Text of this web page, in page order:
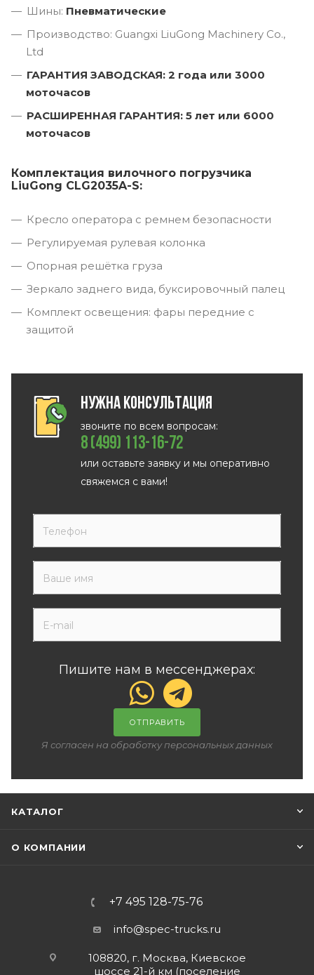
Шины: Пневматические
Производство: Guangxi LiuGong Machinery Co.,
Ltd
ГАРАНТИЯ ЗАВОДСКАЯ: 2 года или 3000
моточасов
РАСШИРЕННАЯ ГАРАНТИЯ: 5 лет или 6000
моточасов
Комплектация вилочного погрузчика
LiuGong CLG2035A-S:
Кресло оператора с ремнем безопасности
Регулируемая рулевая колонка
Опорная решётка груза
Зеркало заднего вида, буксировочный палец
Комплект освещения: фары передние с
защитой
Нужна консультация
звоните по всем вопросам:
8 (499) 113-16-72
или оставьте заявку и мы оперативно
свяжемся с вами!
Пишите нам в мессенджерах:
ОТПРАВИТЬ
Я согласен на обработку персональных данных
КАТАЛОГ
О КОМПАНИИ
+7 495 128-75-76
info@spec-trucks.ru
108820, г. Москва, Киевское
шоссе 21-й км (поселение